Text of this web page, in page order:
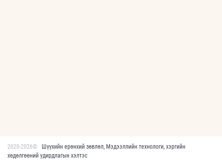
2020-2026©
Шүүхийн ерөнхий зөвлөл, Мэдээллийн технологи, хэргийн
хөдөлгөөний удирдлагын хэлтэс